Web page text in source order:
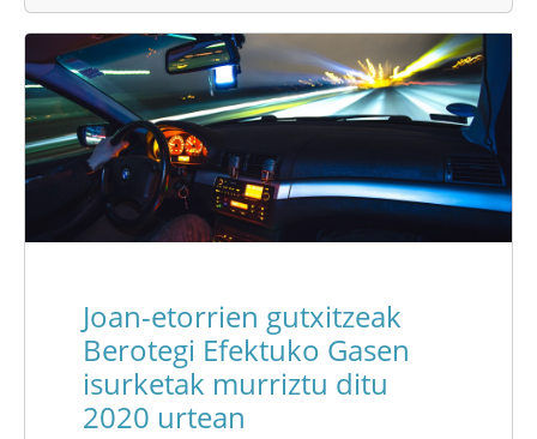
Joan-etorrien gutxitzeak
Berotegi Efektuko Gasen
isurketak murriztu ditu
2020 urtean